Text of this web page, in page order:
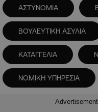
ΑΣΤΥΝΟΜΙΑ
ΒΟΥΛΕΥΤΙΚΗ ΑΣΥΛΙΑ
ΚΑΤΑΓΓΕΛΙΑ
ΝΟΜΙΚΗ ΥΠΗΡΕΣΙΑ
Advertisement